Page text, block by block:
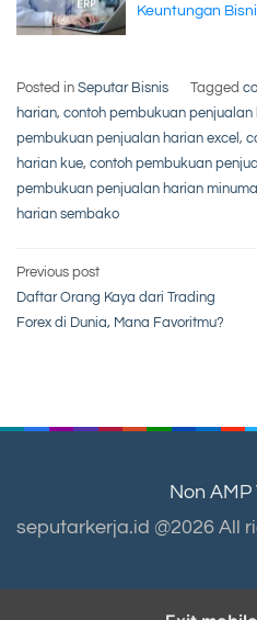
Keuntungan
Posted in Seputar Bisnis Tagged
harian, contoh pembukuan
pembukuan penjualan harian excel ,
harian kue, contoh pembukuan
pembukuan penjualan harian
harian sembako
Post
navigation
Previous post
Daftar Orang Kaya dari Trading
Forex di Dunia, Mana Favoritmu?
Non AMP
seputarkerja.id @2026 All